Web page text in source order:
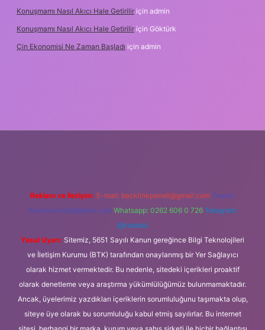
Konuşmamı Nasıl Akıcı Hale Getirilir için admin
Konuşmamı Nasıl Akıcı Hale Getirilir için Göktürk
Çin Ekonomisi Ne Zaman Başladı için admin
Reklam ve İletişim: E-mail: backlinkpaneli@gmail.com Teams:
forumhizmeti@gmail.com Whatsapp: 0262 606 0 726 Telegram:
@karabul
Yasal Uyarı: Sitemiz, 5651 Sayılı Kanun gereğince Bilgi Teknolojileri
ve İletişim Kurumu (BTK) tarafından onaylanmış bir Yer Sağlayıcı
olarak hizmet vermektedir. Bu nedenle, sitedeki içerikleri proaktif
olarak denetleme veya araştırma yükümlülüğümüz bulunmamaktadır.
Ancak, üyelerimiz yazdıkları içeriklerin sorumluluğunu taşımakta olup,
siteye üye olarak bu sorumluluğu kabul etmiş sayılırlar. Bu internet